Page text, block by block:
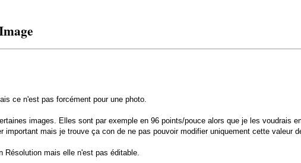
ce n'est pas forcément pour une photo.
images. Elles sont par exemple en 96 points/pouce alors que je les voudrais
mais je trouve ça con de ne pas pouvoir modifier uniquement cette valeur
mais elle n'est pas éditable.